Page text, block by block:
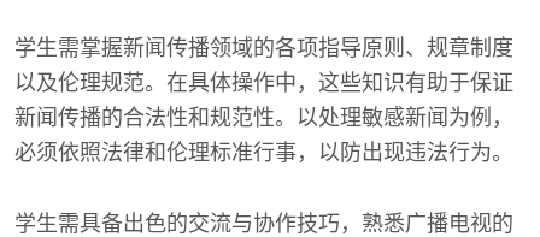
学生需掌握新闻传播领域的各项指导原则、规章制度
以及伦理规范。在具体操作中，这些知识有助于保证
新闻传播的合法性和规范性。以处理敏感新闻为例，
必须依照法律和伦理标准行事，以防出现违法行为。
学生需具备出色的交流与协作技巧，熟悉广播电视的